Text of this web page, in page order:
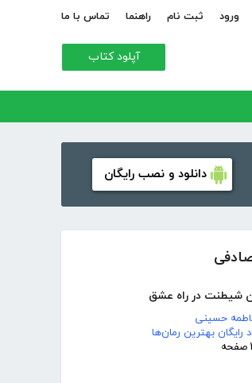
ورود ثبت نام راهنما تماس با ما
آپلود کتاب
دانلود و نصب رایگان
شیطنت در راه عشق
حسینی
رایگان بهترین رمان‌ها